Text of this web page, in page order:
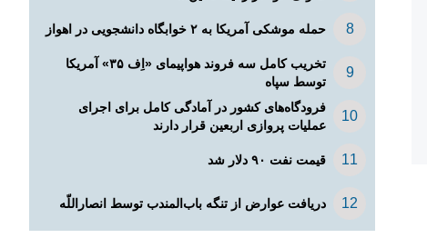
حمله موشکی آمریکا به ۲ خوابگاه دانشجویی در اهواز
تخریب کامل سه فروند هواپیمای «اِف ۳۵» آمریکا
توسط سپاه
فرودگاه‌های کشور در آمادگی کامل برای اجرای
عملیات پروازی اربعین قرار دارند
قیمت نفت ۹۰ دلار شد
دریافت عوارض از تنگه باب‌المندب توسط انصاراللّه